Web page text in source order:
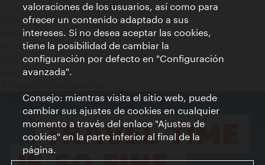
Aviso legal
Política de privacidad de datos
Terms of Use
Accesibilidad
Contacto para la prensa
Ajustes de cookie
valoraciones de los usuarios, así como para
ofrecer un contenido adaptado a sus
intereses. Si no desea aceptar las cookies,
tiene la posibilidad de cambiar la
configuración por defecto en "Configuración
avanzada".
Consejo: mientras visita el sitio web, puede
cambiar sus ajustes de cookies en cualquier
momento a través del enlace "Ajustes de
cookies" en la parte inferior al final de la
página.